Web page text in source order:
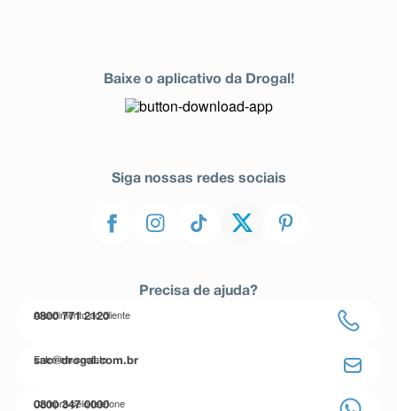
Baixe o aplicativo da Drogal!
Siga nossas redes sociais
Precisa de ajuda?
Atendimento ao cliente
0800 771 2120
Entre em contato
sac@drogal.com.br
Compre pelo telefone
0800 347 0000